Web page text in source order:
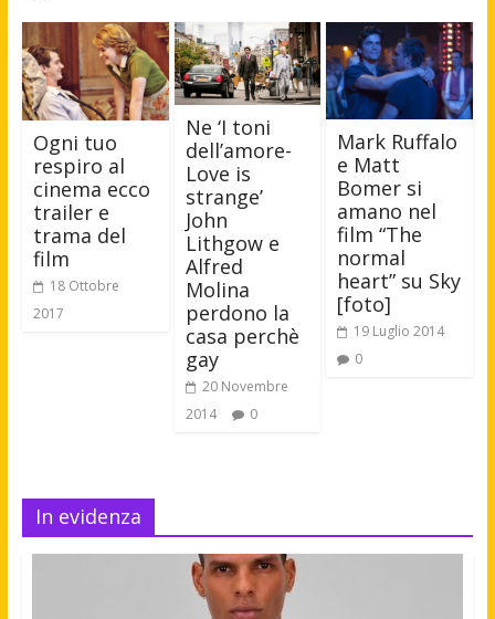
Ogni tuo
respiro al
cinema ecco
trailer e
trama del
film
18 Ottobre
2017
Ne ‘I toni
dell’amore-
Love is
strange’
John
Lithgow e
Alfred
Molina
perdono la
casa perchè
gay
20 Novembre
2014
0
Mark Ruffalo
e Matt
Bomer si
amano nel
film “The
normal
heart” su Sky
[foto]
19 Luglio 2014
0
In evidenza